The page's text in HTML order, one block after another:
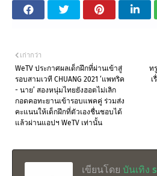
ท
เ
เก่ากว่า
WeTV ประกาศผลเด็กฝึกที่ผ่านเข้าสู่
รอบสามเวที CHUANG 2021 ‘แพทริค
- นาย’ สองหนุ่มไทยยังฮอตไม่เลิก
กอดคอทะยานเข้ารอบแพคคู่ ร่วมส่ง
คะแนนให้เด็กฝึกที่ตัวเองชื่นชอบได้
แล้วผ่านแอปฯ WeTV เท่านั้น
เขียนโดย บันเทิง